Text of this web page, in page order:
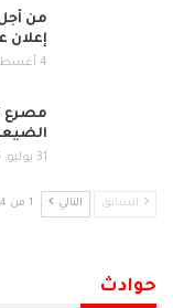
من
إعلان
4 أغسطس, 2026
مصرع
31 يوليو, 2026
السابق التالي 1 من 574
حوادث